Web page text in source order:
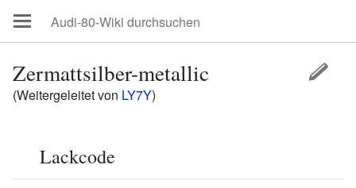
Zermattsilber-metallic
(Weitergeleitet von LY7Y)
Lackcode